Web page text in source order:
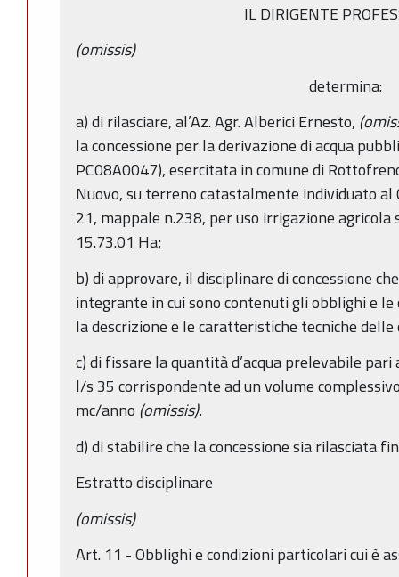
IL DIRIGENTE
(omissis)
determina:
a) di rilasciare, al’Az. Agr. Alberici Ernesto,
la concessione per la derivazione di acqua
PC08A0047), esercitata in comune di
Nuovo, su terreno catastalmente individuato al
21, mappale n.238, per uso irrigazione
15.73.01 Ha;
b) di approvare, il disciplinare di concessione
integrante in cui sono contenuti gli obblighi e
la descrizione e le caratteristiche tecniche delle
c) di fissare la quantità d’acqua prelevabile
l/s 35 corrispondente ad un volume
mc/anno (omissis).
d) di stabilire che la concessione sia rilasciata
Estratto disciplinare
(omissis)
Art. 11 - Obblighi e condizioni particolari cui è